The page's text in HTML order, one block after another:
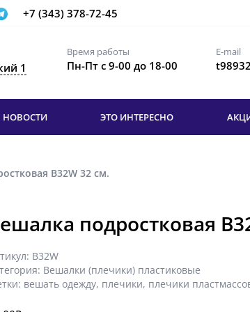
+7 (343) 378-72-45
1
Время работы
Пн-Пт с 9-00 до 18-00
E-mail
НОВОСТИ ЭТО ИНТЕРЕСНО
B32W 32 см.
подростковая
B32W
Вешалки (плечики) пластиковые
вешать одежду, плечики, плечики